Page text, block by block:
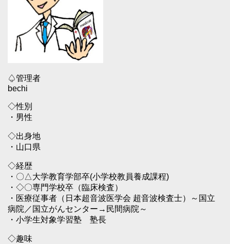
♤管理者
bechi
◇性別
・男性
◇出身地
・山口県
◇経歴
・〇△大学教育学部卒(小学校教員養成課程)
・◇〇専門学校卒（臨床検査）
・医療従事者（日本超音波医学会 超音波検査士）～国立
病院／国立がんセンター→民間病院～
・小学生対象学習塾 塾長
◇趣味